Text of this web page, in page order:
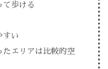
て歩ける
すい
エリアは比較的空